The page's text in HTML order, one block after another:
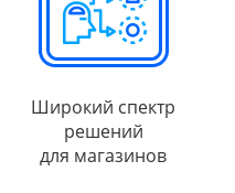
Широкий спектр
решений
для магазинов